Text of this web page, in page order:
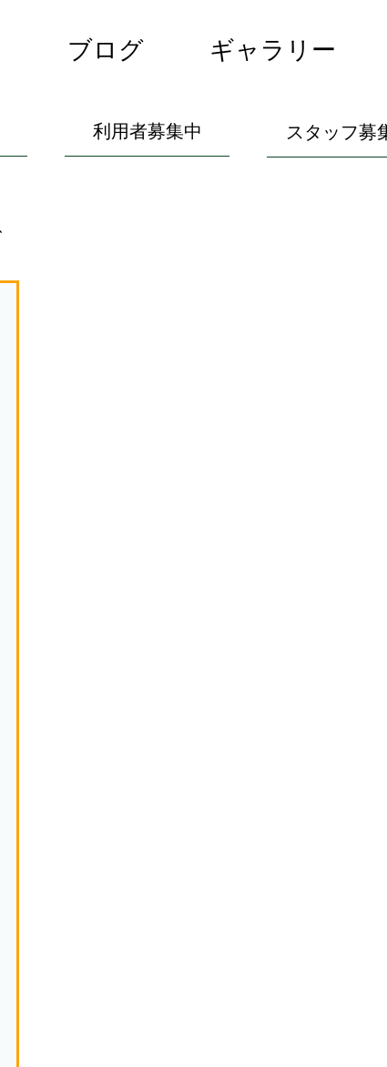
ブログ ギャラリー
利用者募集中 スタッフ募